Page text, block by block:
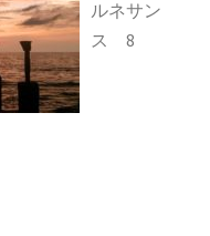
ルネサン
ス 8